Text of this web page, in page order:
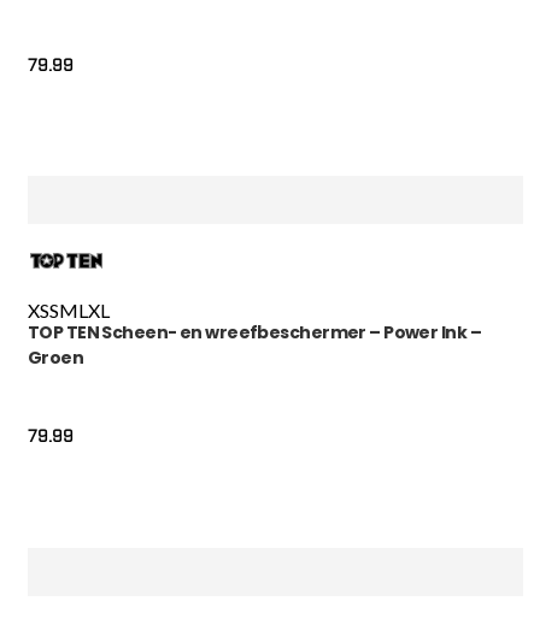
79.99
XSSMLXL
TOP TEN Scheen- en wreefbeschermer – Power Ink –
Groen
79.99